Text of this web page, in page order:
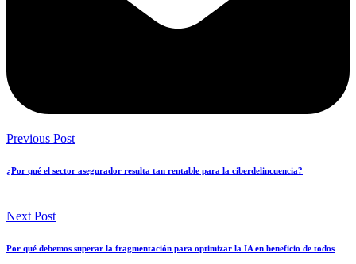
Previous Post
¿Por qué el sector asegurador resulta tan rentable para la ciberdelincuencia?
Next Post
Por qué debemos superar la fragmentación para optimizar la IA en beneficio de todos